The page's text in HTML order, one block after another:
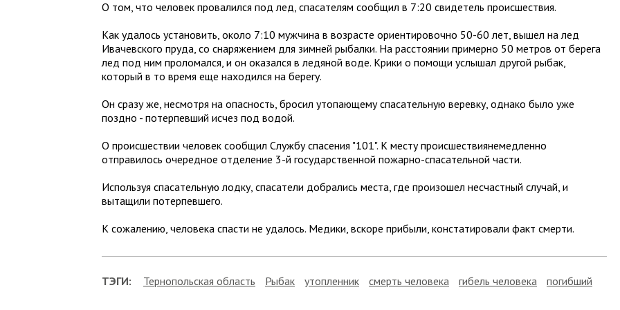
О том, что человек провалился под лед, спасателям сообщил в 7:20 свидетель происшествия.
Как удалось установить, около 7:10 мужчина в возрасте ориентировочно 50-60 лет, вышел на лед
Ивачевского пруда, со снаряжением для зимней рыбалки. На расстоянии примерно 50 метров от берега
лед под ним проломался, и он оказался в ледяной воде. Крики о помощи услышал другой рыбак,
который в то время еще находился на берегу.
Он сразу же, несмотря на опасность, бросил утопающему спасательную веревку, однако было уже
поздно - потерпевший исчез под водой.
О происшествии человек сообщил Службу спасения "101". К месту происшествиянемедленно
отправилось очередное отделение 3-й государственной пожарно-спасательной части.
Используя спасательную лодку, спасатели добрались места, где произошел несчастный случай, и
вытащили потерпевшего.
К сожалению, человека спасти не удалось. Медики, вскоре прибыли, констатировали факт смерти.
ТЭГИ: Тернопольская область Рыбак утопленник смерть человека гибель человека погибший